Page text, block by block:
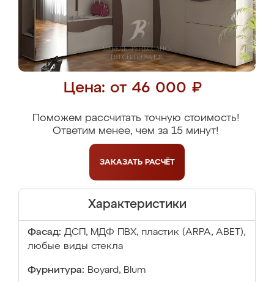
Цена: от 46 000 ₽
Поможем рассчитать точную стоимость!
Ответим менее, чем за 15 минут!
ЗАКАЗАТЬ РАСЧЁТ
Характеристики
Фасад: ДСП, МДФ ПВХ, пластик (ARPA, ABET),
любые виды стекла
Фурнитура: Boyard, Blum